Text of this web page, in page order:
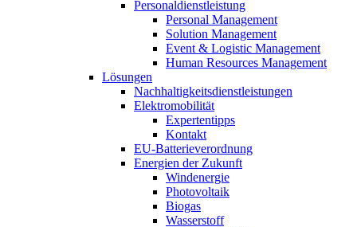
Personaldienstleistung
Personal Management
Solution Management
Event & Logistic Management
Human Resources Management
Lösungen
Nachhaltigkeitsdienstleistungen
Elektromobilität
Expertentipps
Kontakt
EU-Batterieverordnung
Energien der Zukunft
Windenergie
Photovoltaik
Biogas
Wasserstoff